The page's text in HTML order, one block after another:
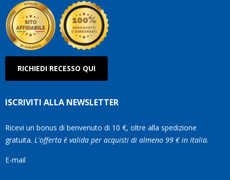
RICHIEDI RECESSO QUI
ISCRIVITI ALLA NEWSLETTER
Ricevi un bonus di benvenuto di 10 €, oltre alla spedizione
gratuita. L'offerta è valida per acquisti di almeno 99 € in Italia.
E-mail